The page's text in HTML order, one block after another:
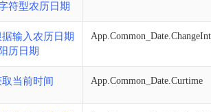
符型农历日期
输入农历日期
历日期
当前时间 App.Common_Date.Curtime